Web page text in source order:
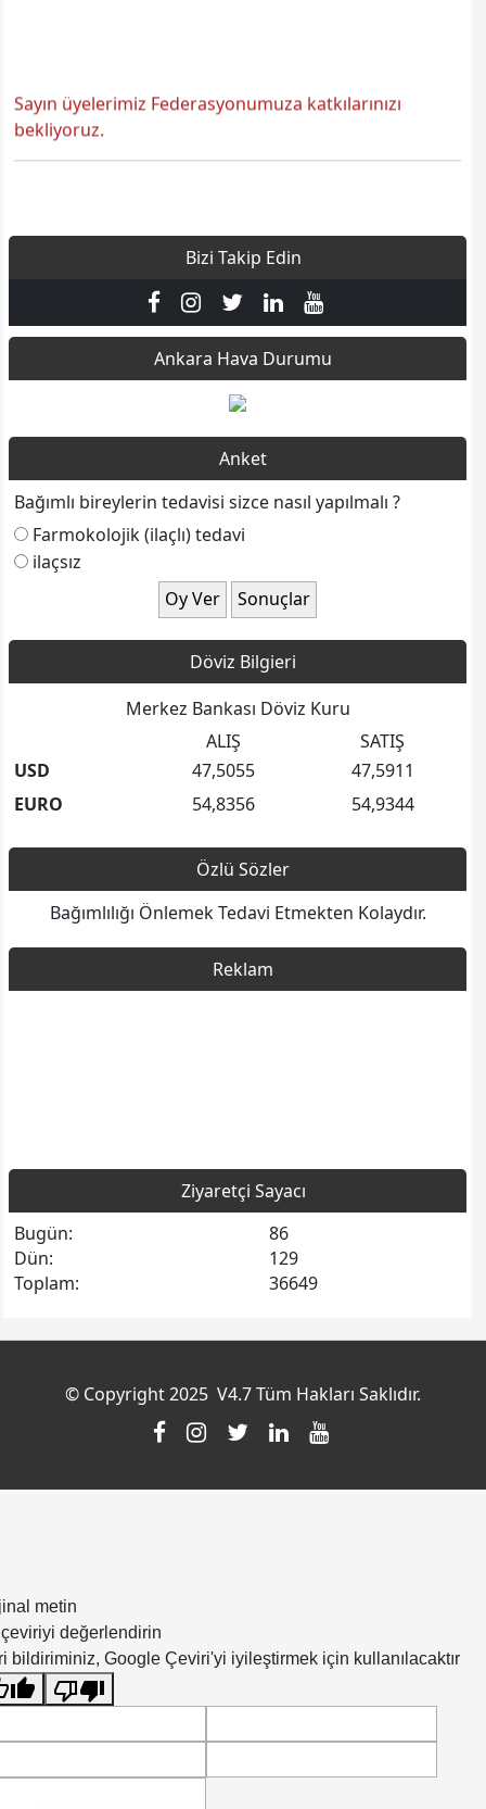
Sayın üyelerimiz Federasyonumuza katkılarınızı
bekliyoruz.
Bizi Takip Edin
Ankara Hava Durumu
Anket
Bağımlı bireylerin tedavisi sizce nasıl yapılmalı ?
Farmokolojik (ilaçlı) tedavi
ilaçsız
Döviz Bilgieri
Merkez Bankası Döviz Kuru
ALIŞ
SATIŞ
USD
47,5055
47,5911
EURO
54,8356 54,9344
Özlü Sözler
Bağımlılığı Önlemek Tedavi Etmekten Kolaydır.
Reklam
Ziyaretçi Sayacı
Bugün:
86
Dün:
129
Toplam:
36649
© Copyright 2025 V4.7 Tüm Hakları Saklıdır.
metin
değerlendirin
bildiriminiz, Google Çeviri'yi iyileştirmek için kullanılacaktır